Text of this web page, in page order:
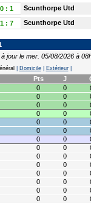
0: 1 Scunthorpe Utd
1: 7 Scunthorpe Utd
jour le mer. 05/08/2026 à
Domicile| Extérieur|
Pts J
0 0
0 0
0 0
0 0
0 0
0 0
0 0
0 0
0 0
0 0
0 0
0 0
0 0
0 0